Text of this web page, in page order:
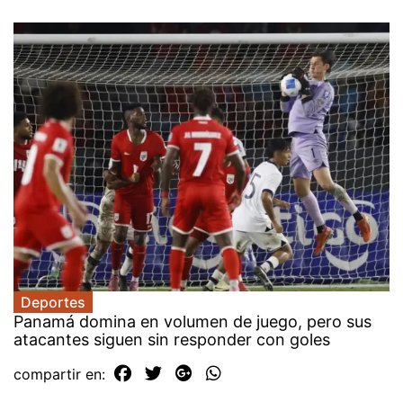
Deportes
Panamá domina en volumen de juego, pero sus
atacantes siguen sin responder con goles
compartir en: